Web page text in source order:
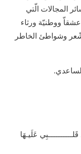
المجالات الّتي
عشقاّ ووطنيّة ورثاء
وشواطئ الخاطر
عَلَيـهَا